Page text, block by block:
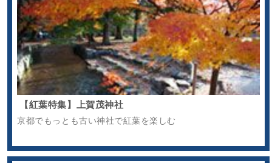
【紅葉特集】上賀茂神社
京都でもっとも古い神社で紅葉を楽しむ